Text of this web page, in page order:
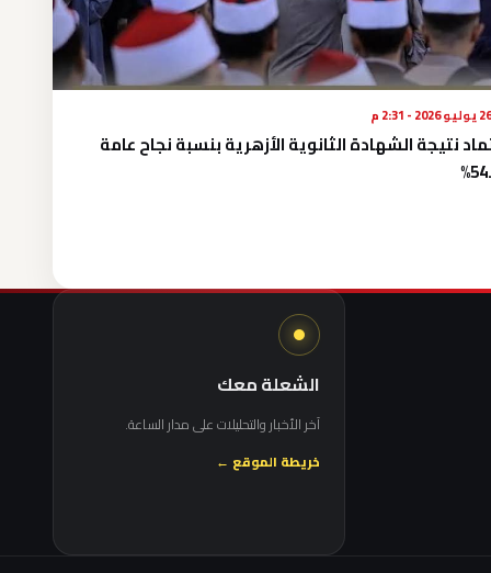
2026 - 2:31 م
نتيجة الشهادة الثانوية الأزهرية بنسبة نجاح عامة
الشعلة معك
آخر الأخبار والتحليلات على مدار الساعة.
خريطة الموقع ←